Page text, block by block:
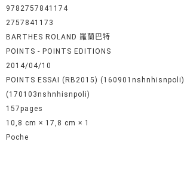
9782757841174
2757841173
BARTHES ROLAND 羅蘭巴特
POINTS - POINTS EDITIONS
2014/04/10
POINTS ESSAI (RB2015) (160901nshnhisnpoli)
(170103nshnhisnpoli)
157pages
10,8 cm × 17,8 cm × 1
Poche